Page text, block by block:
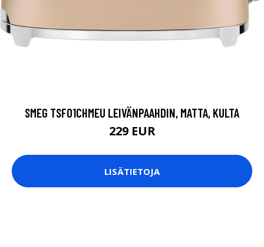
SMEG TSF01CHMEU LEIVÄNPAAHDIN, MATTA, KULTA
229 EUR
LISÄTIETOJA